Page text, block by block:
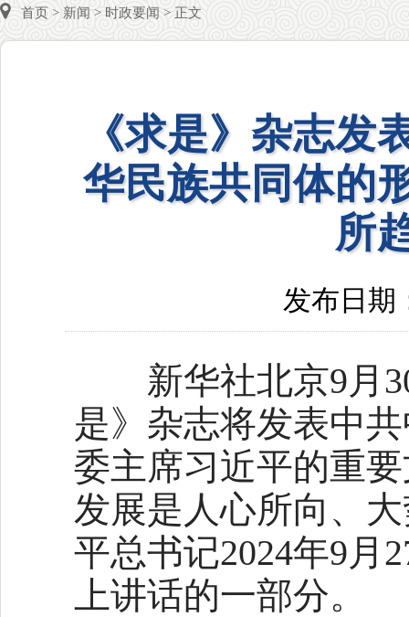
首页 > 新闻 > 时政要闻 > 正文
《求是》杂志发
华民族共同体的
所
发布日期
新华社北京9月30
是》杂志将发表中
委主席习近平的重
发展是人心所向、
平总书记2024年9月
上讲话的一部分。